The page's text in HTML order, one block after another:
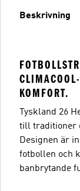
Beskrivning
KOMFORT.
Tyskland 26
till traditioner
Designen är
fotbollen och
banbrytande